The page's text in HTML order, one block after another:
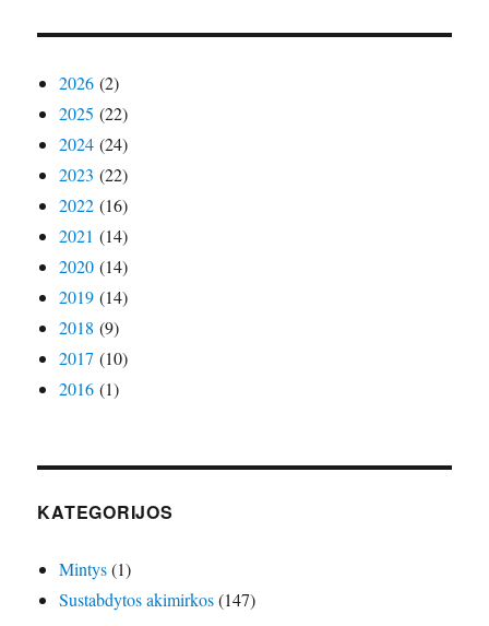
2026 (2)
2025 (22)
2024 (24)
2023 (22)
2022 (16)
2021 (14)
2020 (14)
2019 (14)
2018 (9)
2017 (10)
2016 (1)
KATEGORIJOS
Mintys(1)
Sustabdytos akimirkos(147)